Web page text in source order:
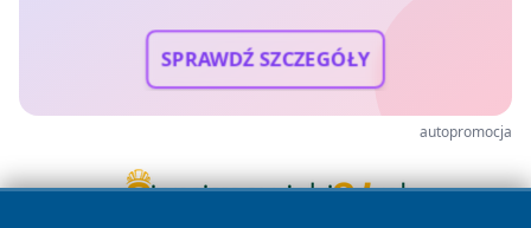
SPRAWDŹ SZCZEGÓŁY
autopromocja